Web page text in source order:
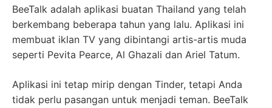
BeeTalk adalah aplikasi buatan Thailand yang telah
berkembang beberapa tahun yang lalu. Aplikasi ini
membuat iklan TV yang dibintangi artis-artis muda
seperti Pevita Pearce, Al Ghazali dan Ariel Tatum.
Aplikasi ini tetap mirip dengan Tinder, tetapi Anda
tidak perlu pasangan untuk menjadi teman. BeeTalk